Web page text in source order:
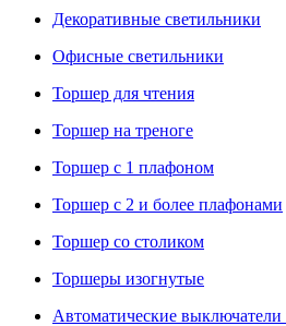
Декоративные светильники
Офисные светильники
Торшер для чтения
Торшер на треноге
Торшер с 1 плафоном
Торшер с 2 и более плафонами
Торшер со столиком
Торшеры изогнутые
Автоматические